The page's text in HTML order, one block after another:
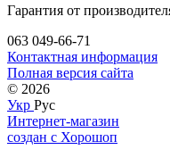
Гарантия от
063 049-66-71
Контактная информация
Полная версия сайта
© 2026
Укр Рус
Интернет-магазин
создан с Хорошоп